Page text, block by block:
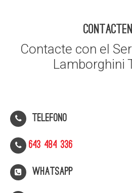
Contacte con el
Lamborghini
Telefono
643 484 336
WhatsApp